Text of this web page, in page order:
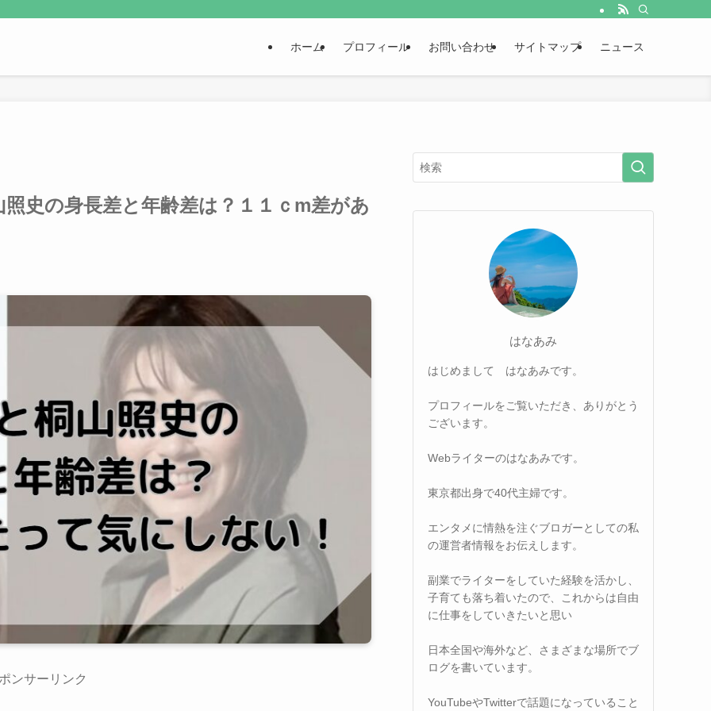
ホーム プロフィール お問い合わせ サイトマップ ニュース
史の身長差と年齢差は？１１ｃm差があ
ンサーリンク
はなあみ
はじめまして はなあみです。
プロフィールをご覧いただき、ありがとう
ございます。
Webライターのはなあみです。
東京都出身で40代主婦です。
エンタメに情熱を注ぐブロガーとしての私
の運営者情報をお伝えします。
副業でライターをしていた経験を活かし、
子育ても落ち着いたので、これからは自由
に仕事をしていきたいと思い
日本全国や海外など、さまざまな場所でブ
ログを書いています。
YouTubeやTwitterで話題になっていること